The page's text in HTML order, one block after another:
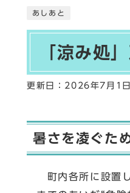
あしあと
「涼み処
更新日： 2026年7月1日
暑さを凌ぐた
町内各所に設置